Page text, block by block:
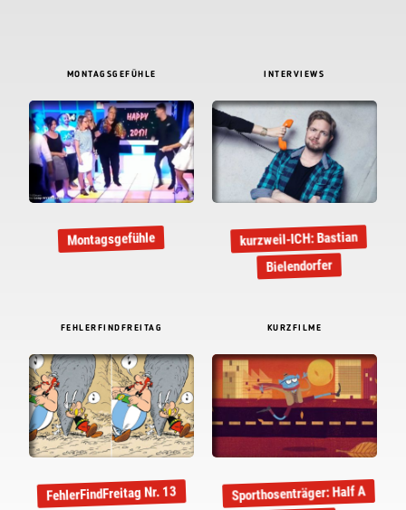
MONTAGSGEFÜHLE
Montagsgefühle
INTERVIEWS
kurzweil-ICH: Bastian
Bielendorfer
FEHLERFINDFREITAG
FehlerFindFreitag Nr. 13
KURZFILME
Sporthosenträger: Half A